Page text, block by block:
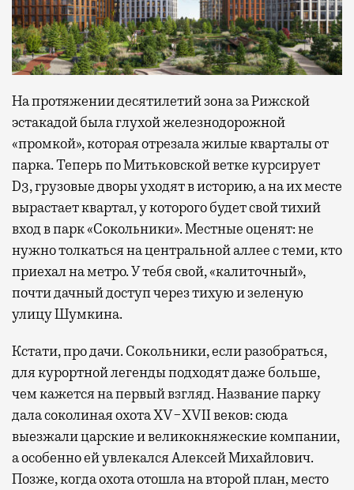
На протяжении десятилетий зона за Рижской
эстакадой была глухой железнодорожной
«промкой», которая отрезала жилые кварталы от
парка. Теперь по Митьковской ветке курсирует
D3, грузовые дворы уходят в историю, а на их месте
вырастает квартал, у которого будет свой тихий
вход в парк «Сокольники». Местные оценят: не
нужно толкаться на центральной аллее с теми, кто
приехал на метро. У тебя свой, «калиточный»,
почти дачный доступ через тихую и зеленую
улицу Шумкина.
Кстати, про дачи. Сокольники, если разобраться,
для курортной легенды подходят даже больше,
чем кажется на первый взгляд. Название парку
дала соколиная охота XV−XVII веков: сюда
выезжали царские и великокняжеские компании,
а особенно ей увлекался Алексей Михайлович.
Позже, когда охота отошла на второй план, место